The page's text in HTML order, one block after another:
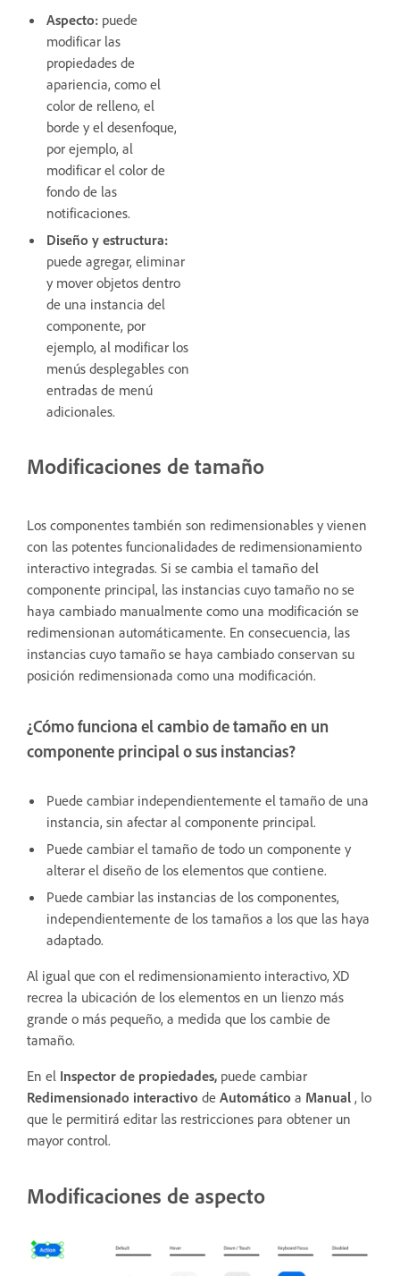
Aspecto: puede
modificar las
propiedades de
apariencia, como el
color de relleno, el
borde y el desenfoque,
por ejemplo, al
modificar el color de
fondo de las
notificaciones.
Diseño y estructura:
puede agregar, eliminar
y mover objetos dentro
de una instancia del
componente, por
ejemplo, al modificar los
menús desplegables con
entradas de menú
adicionales.
Modificaciones de tamaño
Los componentes también son redimensionables y vienen
con las potentes funcionalidades de redimensionamiento
interactivo integradas. Si se cambia el tamaño del
componente principal, las instancias cuyo tamaño no se
haya cambiado manualmente como una modificación se
redimensionan automáticamente. En consecuencia, las
instancias cuyo tamaño se haya cambiado conservan su
posición redimensionada como una modificación.
¿Cómo funciona el cambio de tamaño en un
componente principal o sus instancias?
Puede cambiar independientemente el tamaño de una
instancia, sin afectar al componente principal.
Puede cambiar el tamaño de todo un componente y
alterar el diseño de los elementos que contiene.
Puede cambiar las instancias de los componentes,
independientemente de los tamaños a los que las haya
adaptado.
Al igual que con el redimensionamiento interactivo, XD
recrea la ubicación de los elementos en un lienzo más
grande o más pequeño, a medida que los cambie de
tamaño.
En el Inspector de propiedades, puede cambiar
Redimensionado interactivo de Automático a Manual , lo
que le permitirá editar las restricciones para obtener un
mayor control.
Modificaciones de aspecto